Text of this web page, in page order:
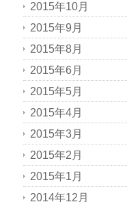
2015年10月
2015年9月
2015年8月
2015年6月
2015年5月
2015年4月
2015年3月
2015年2月
2015年1月
2014年12月